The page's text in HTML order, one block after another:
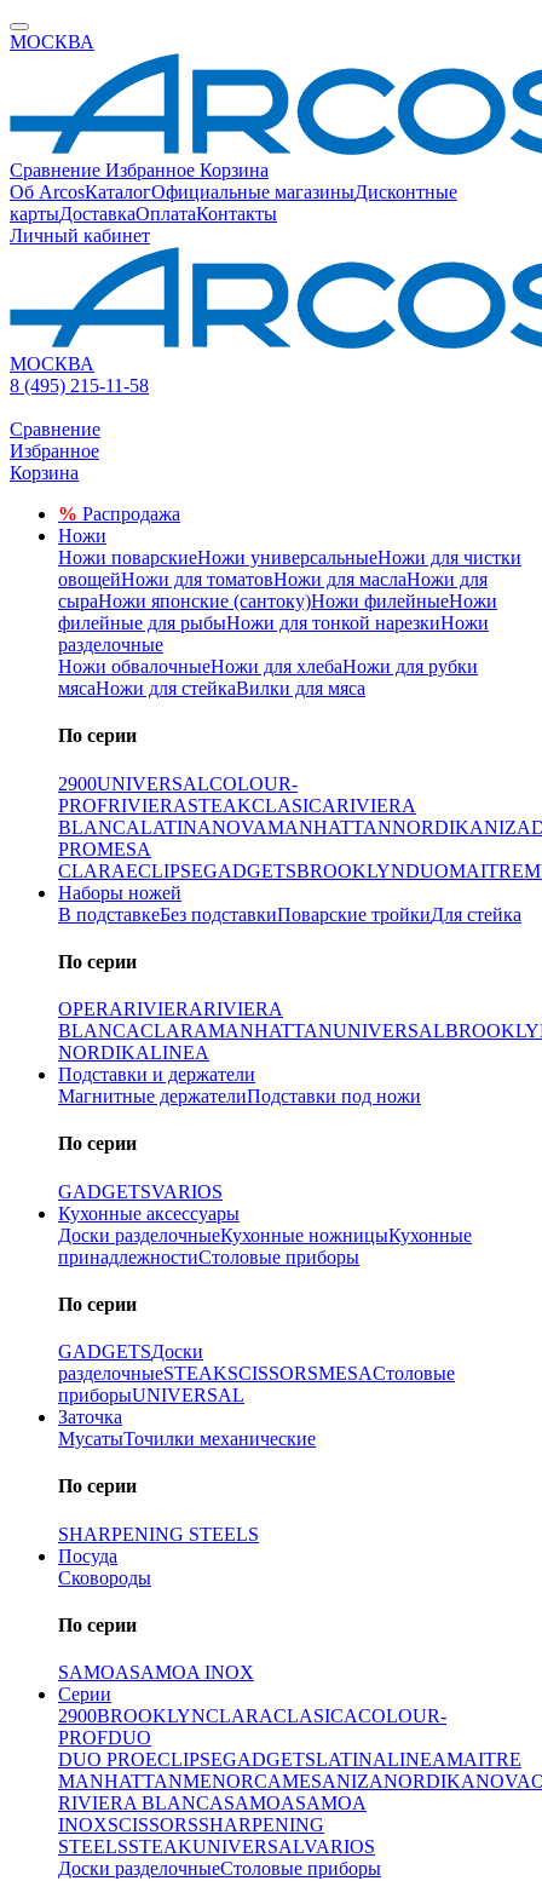
МОСКВА
Сравнение Избранное Корзина
Об ArcosКаталогОфициальные магазиныДисконтные
картыДоставкаОплатаКонтакты
Личный кабинет
МОСКВА
8 (495) 215-11-58
Сравнение
Избранное
Корзина
% Распродажа
Ножи
Ножи поварскиеНожи универсальныеНожи для чистки
овощейНожи для томатовНожи для маслаНожи для
сыраНожи японские (сантоку)Ножи филейныеНожи
филейные для рыбыНожи для тонкой нарезкиНожи
разделочные
Ножи обвалочныеНожи для хлебаНожи для рубки
мясаНожи для стейкаВилки для мяса
По серии
2900UNIVERSALCOLOUR-
PROFRIVIERASTEAKCLASICARIVIERA
BLANCALATINANOVAMANHATTANNORDIKANIZA
PROMESA
CLARAECLIPSEGADGETSBROOKLYNDUOMAITRE
Наборы ножей
В подставкеБез подставкиПоварские тройкиДля стейка
По серии
OPERARIVIERARIVIERA
BLANCACLARAMANHATTANUNIVERSAL
NORDIKALINEA
Подставки и держатели
Магнитные держателиПодставки под ножи
По серии
GADGETSVARIOS
Кухонные аксессуары
Доски разделочныеКухонные ножницыКухонные
принадлежностиСтоловые приборы
По серии
GADGETSДоски
разделочныеSTEAKSCISSORSMESAСтоловые
приборыUNIVERSAL
Заточка
МусатыТочилки механические
По серии
SHARPENING STEELS
Посуда
Сковороды
По серии
SAMOASAMOA INOX
Серии
2900BROOKLYNCLARACLASICACOLOUR-
PROFDUO
DUO PROECLIPSEGADGETSLATINALINEAMAITRE
MANHATTANMENORCAMESANIZANORDIKANOVA
RIVIERA BLANCASAMOASAMOA
INOXSCISSORSSHARPENING
STEELSSTEAKUNIVERSALVARIOS
Доски разделочныеСтоловые приборы